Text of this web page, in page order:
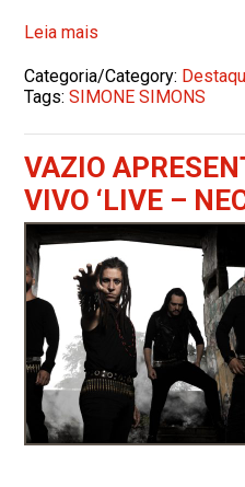
Leia mais
Categoria/Category:
Tags:SIMONE SIMONS
VAZIO
VIVO ‘LIVE –